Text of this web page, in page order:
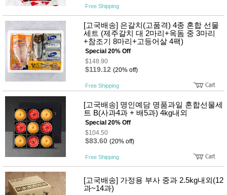
Free Shipping
[고국배송] 은갈치(고품격) 4종 혼합 선물
세트 (제주갈치 대 2마리+옥돔 중 3마리
+참조기 8마리+고등어살 4팩)
Special 20% Off
$148.90
$119.12 (20% off)
Free Shipping
[고국배송] 명인예담 명품과일 혼합선물세
트 B(사과4과 + 배5과) 4kg내외
Special 20% Off
$104.50
$83.60 (20% off)
Free Shipping
[고국배송] 가정용 부사 중과 2.5kg내외(12
과~14과)